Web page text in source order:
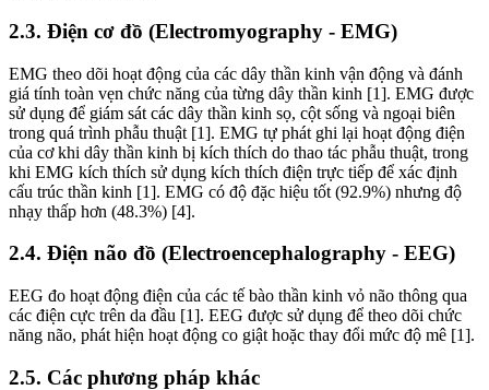
2.3. Điện cơ đồ (Electromyography - EMG)
EMG theo dõi hoạt động của các dây thần kinh vận động và đánh
giá tính toàn vẹn chức năng của từng dây thần kinh [1]. EMG được
sử dụng để giám sát các dây thần kinh sọ, cột sống và ngoại biên
trong quá trình phẫu thuật [1]. EMG tự phát ghi lại hoạt động điện
của cơ khi dây thần kinh bị kích thích do thao tác phẫu thuật, trong
khi EMG kích thích sử dụng kích thích điện trực tiếp để xác định
cấu trúc thần kinh [1]. EMG có độ đặc hiệu tốt (92.9%) nhưng độ
nhạy thấp hơn (48.3%) [4].
2.4. Điện não đồ (Electroencephalography - EEG)
EEG đo hoạt động điện của các tế bào thần kinh vỏ não thông qua
các điện cực trên da đầu [1]. EEG được sử dụng để theo dõi chức
năng não, phát hiện hoạt động co giật hoặc thay đổi mức độ mê [1].
2.5. Các phương pháp khác